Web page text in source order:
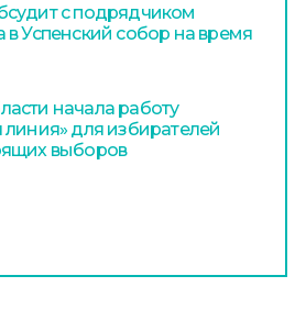
с подрядчиком
в Успенский собор на время
начала работу
для избирателей
выборов